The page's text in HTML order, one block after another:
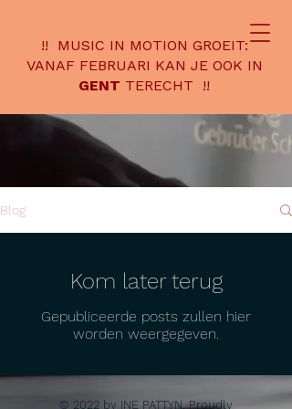
!! MUSIC IN MOTION GROEIT:
VANAF FEBRUARI KAN JE OOK IN
GENT TERECHT !!
Blog
Kom later terug
Gepubliceerde posts zullen hier
worden weergegeven.
© 2022 by INE PATTYN. Proudly